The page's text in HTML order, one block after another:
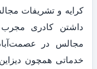
کرایه و تشریفات
داشتن کادری مجرب
مجالس در
خدماتی همچون